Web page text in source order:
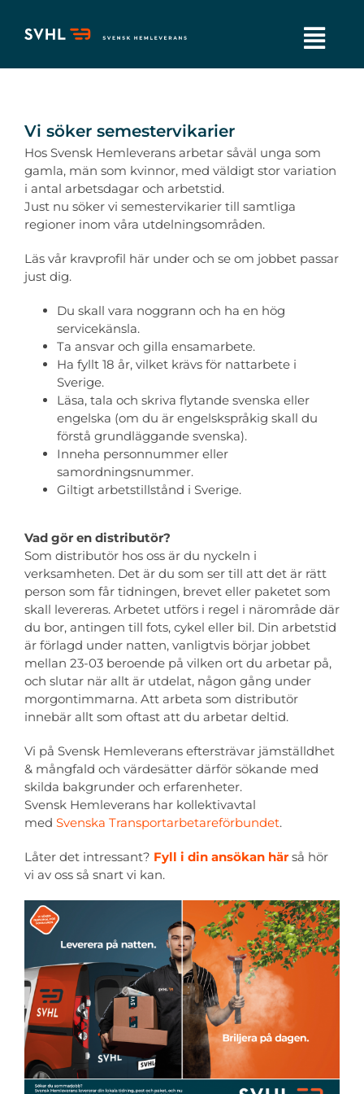
innehållet
Hållbarhet
Jobba hos oss
Sponsring
Personuppgiftspolicy
Apply for a job
Vi söker semestervikarier
Hos Svensk Hemleverans arbetar såväl unga som
gamla, män som kvinnor, med väldigt stor variation
i antal arbetsdagar och arbetstid.
Just nu söker vi semestervikarier till samtliga
regioner inom våra utdelningsområden.
Läs vår kravprofil här under och se om jobbet passar
just dig.
Du skall vara noggrann och ha en hög
servicekänsla.
Ta ansvar och gilla ensamarbete.
Ha fyllt 18 år, vilket krävs för nattarbete i
Sverige.
Läsa, tala och skriva flytande svenska eller
engelska (om du är engelskspråkig skall du
förstå grundläggande svenska).
Inneha personnummer eller
samordningsnummer.
Giltigt arbetstillstånd i Sverige.
Vad gör en distributör?
Som distributör hos oss är du nyckeln i
verksamheten. Det är du som ser till att det är rätt
person som får tidningen, brevet eller paketet som
skall levereras. Arbetet utförs i regel i närområde där
du bor, antingen till fots, cykel eller bil. Din arbetstid
är förlagd under natten, vanligtvis börjar jobbet
mellan 23-03 beroende på vilken ort du arbetar på,
och slutar när allt är utdelat, någon gång under
morgontimmarna. Att arbeta som distributör
innebär allt som oftast att du arbetar deltid.
Vi på Svensk Hemleverans eftersträvar jämställdhet
& mångfald och värdesätter därför sökande med
skilda bakgrunder och erfarenheter.
Svensk Hemleverans har kollektivavtal
med Svenska Transportarbetareförbundet.
Låter det intressant? Fyll i din ansökan härså hör
vi av oss så snart vi kan.